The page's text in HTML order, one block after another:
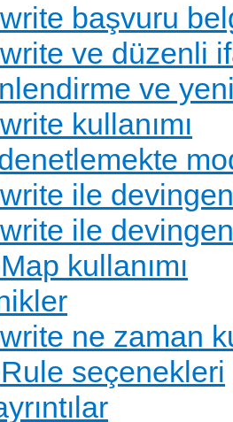
başvuru
ve düzenli
ve
kullanımı
ile
ile
kullanımı
ne zaman
seçenekleri